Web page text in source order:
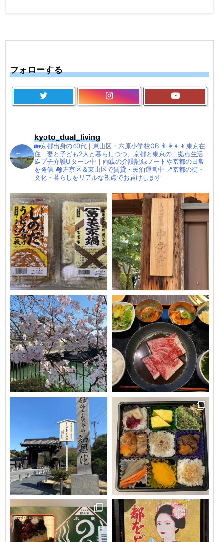
フォローする
kyoto_dual_living
🏡京都出身の40代｜東山区・六原小学校OB 👨‍👩‍👧‍👦東京在
住｜妻と子ども2人と暮らしつつ、京都と東京の二拠点生活
📝プチ介護Uターン中｜両親の介護記録ノートや京都の日常
を発信 🏘左京区＆東山区で賃貸・民泊運営中 📍京都の街・
文化・暮らしをリアルな視点でお届けします